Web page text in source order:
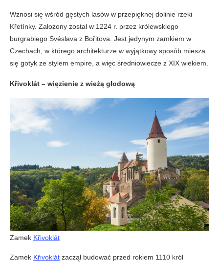
Wznosi się wśród gęstych lasów w przepięknej dolinie rzeki
Křetínky. Założony został w 1224 r. przez królewskiego
burgrabiego Svéslava z Bořitova. Jest jedynym zamkiem w
Czechach, w którego architekturze w wyjątkowy sposób miesza
się gotyk ze stylem empire, a więc średniowiecze z XIX wiekiem.
Křivoklát – więzienie z wieżą głodową
Zamek Křivoklát
Zamek Křivoklát zaczął budować przed rokiem 1110 król